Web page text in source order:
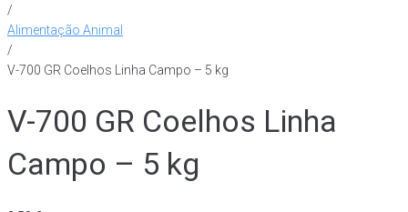
/
Alimentação Animal
/
V-700 GR Coelhos Linha Campo – 5 kg
V-700 GR Coelhos Linha
Campo – 5 kg